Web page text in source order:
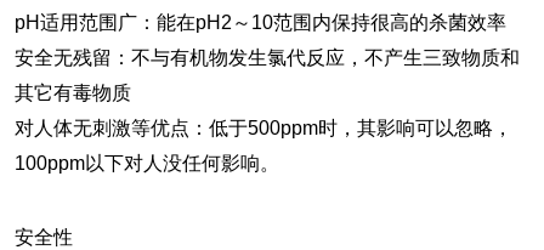
pH适用范围广：能在pH2～10范围内保持很高的杀菌效率
安全无残留：不与有机物发生氯代反应，不产生三致物质和
其它有毒物质
对人体无刺激等优点：低于500ppm时，其影响可以忽略，
100ppm以下对人没任何影响。
安全性